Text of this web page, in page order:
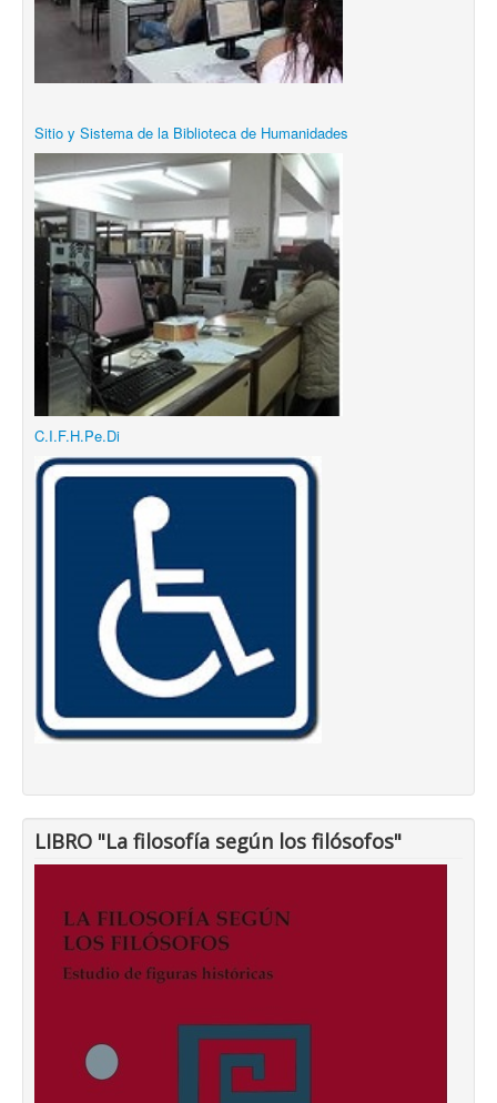
Sitio y Sistema de la Biblioteca de Humanidades
C.I.F.H.Pe.Di
LIBRO "La filosofía según los filósofos"